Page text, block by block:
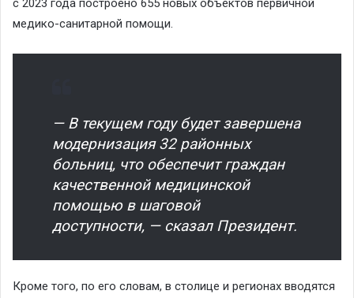
с 2023 года построено 655 новых объектов первичной
медико-санитарной помощи.
— В текущем году будет завершена
модернизация 32 районных
больниц, что обеспечит граждан
качественной медицинской
помощью в шаговой
доступности, — сказал Президент.
Кроме того, по его словам, в столице и регионах вводятся